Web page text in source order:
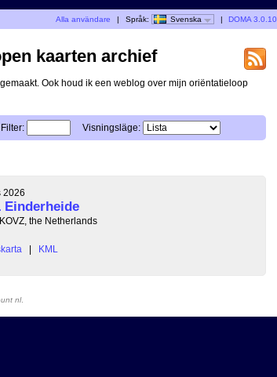
Alla användare | Språk: Svenska | DOMA 3.0.10
kaarten archief
Ook houd ik een weblog over mijn oriëntatieloop
Filter: Visningsläge:
2026
Einderheide
the Netherlands
| KML
nl.